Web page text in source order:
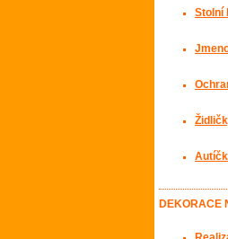
Stolní
DEKORACE